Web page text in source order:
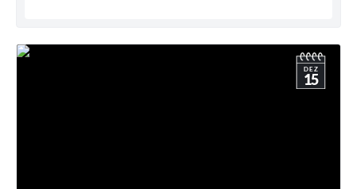
DEZ
15